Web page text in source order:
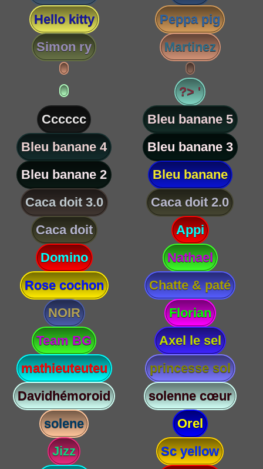
Hello kitty
Peppa pig
Simon ry
Martinez
?> '
Cccccc
Bleu banane 5
Bleu banane 4
Bleu banane 3
Bleu banane 2
Bleu banane
Caca doit 3.0
Caca doit 2.0
Caca doit
Appi
Domino
Nathael
Rose cochon
Chatte & paté
NOIR
Florian
Team BG
Axel le sel
mathieuteuteu
princesse sol
Davidhémoroid
solenne cœur
solene
Orel
Jizz
Sc yellow